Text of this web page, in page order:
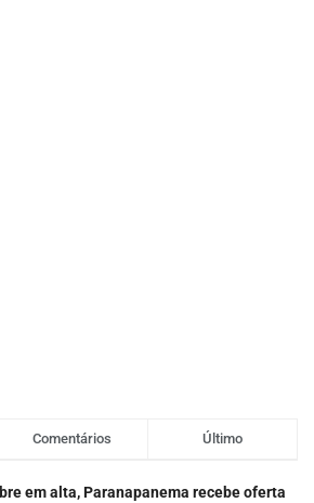
Comentários Último
em alta, Paranapanema recebe oferta